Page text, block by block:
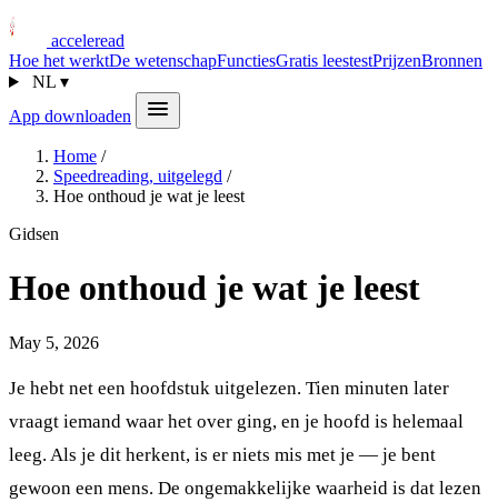
acceleread
Hoe het werktDe wetenschapFunctiesGratis leestestPrijzenBronnen
NL ▾
App downloaden
Home /
Speedreading, uitgelegd /
Hoe onthoud je wat je leest
Gidsen
Hoe onthoud je wat je leest
May 5, 2026
Je hebt net een hoofdstuk uitgelezen. Tien minuten later
vraagt iemand waar het over ging, en je hoofd is helemaal
leeg. Als je dit herkent, is er niets mis met je — je bent
gewoon een mens. De ongemakkelijke waarheid is dat lezen